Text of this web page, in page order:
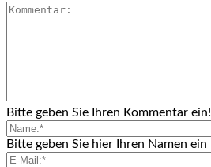
Bitte geben Sie Ihren Kommentar ein!
Bitte geben Sie hier Ihren Namen ein